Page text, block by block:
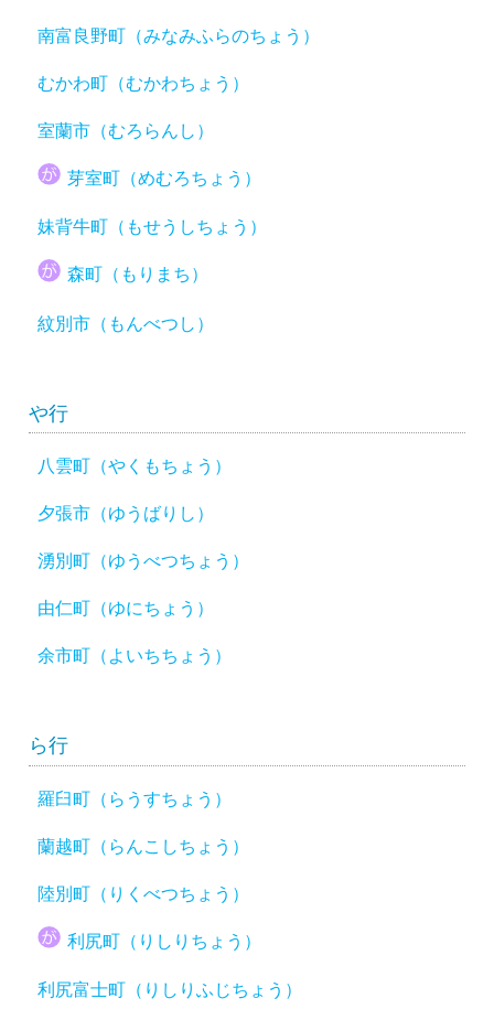
南富良野町（みなみふらのちょう）
むかわ町（むかわちょう）
室蘭市（むろらんし）
芽室町（めむろちょう）
妹背牛町（もせうしちょう）
森町（もりまち）
紋別市（もんべつし）
や行
八雲町（やくもちょう）
夕張市（ゆうばりし）
湧別町（ゆうべつちょう）
由仁町（ゆにちょう）
余市町（よいちちょう）
ら行
羅臼町（らうすちょう）
蘭越町（らんこしちょう）
陸別町（りくべつちょう）
利尻町（りしりちょう）
利尻富士町（りしりふじちょう）